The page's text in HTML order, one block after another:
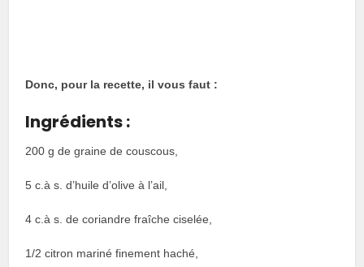
Donc, pour la recette, il vous faut :
Ingrédients :
200 g de graine de couscous,
5 c.à s. d’huile d’olive à l’ail,
4 c.à s. de coriandre fraîche ciselée,
1/2 citron mariné finement haché,